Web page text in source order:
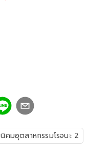
นิคมอุตสาหกรรมโรจนะ 2